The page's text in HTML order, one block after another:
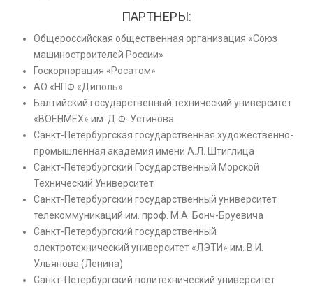
ПАРТНЕРЫ:
Общероссийская общественная организация «Союз
машиностроителей России»
Госкорпорация «Росатом»
АО «НПФ «Диполь»
Балтийский государственный технический университет
«ВОЕНМЕХ» им. Д.Ф. Устинова
Санкт-Петербургская государственная художественно-
промышленная академия имени А.Л. Штиглица
Санкт-Петербургский Государственный Морской
Технический Университет
Санкт-Петербургский государственный университет
телекоммуникаций им. проф. М.А. Бонч-Бруевича
Санкт-Петербургский государственный
электротехнический университет «ЛЭТИ» им. В.И.
Ульянова (Ленина)
Санкт-Петербургский политехнический университет